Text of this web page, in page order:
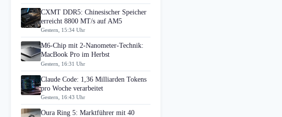
CXMT DDR5: Chinesischer Speicher
erreicht 8800 MT/s auf AM5
Gestern, 15:34 Uhr
M6-Chip mit 2-Nanometer-Technik:
MacBook Pro im Herbst
Gestern, 16:31 Uhr
Claude Code: 1,36 Milliarden Tokens
pro Woche verarbeitet
Gestern, 16:43 Uhr
Oura Ring 5: Marktführer mit 40